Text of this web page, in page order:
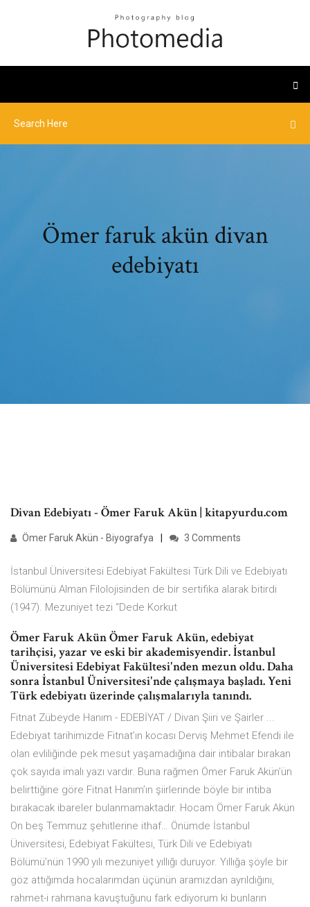
Ömer faruk akün divan
edebiyatı
Divan Edebiyatı - Ömer Faruk Akün | kitapyurdu.com
Ömer Faruk Akün - Biyografya 3 Comments
İstanbul Üniversitesi Edebiyat Fakültesi Türk Dili ve Edebiyatı
Bölümünü Alman Filolojisinden de bir sertifika alarak bitirdi
(1947). Mezuniyet tezi “Dede Korkut
Ömer Faruk Akün Ömer Faruk Akün, edebiyat
tarihçisi, yazar ve eski bir akademisyendir. İstanbul
Üniversitesi Edebiyat Fakültesi'nden mezun oldu. Daha
sonra İstanbul Üniversitesi'nde çalışmaya başladı. Yeni
Türk edebiyatı üzerinde çalışmalarıyla tanındı.
Fitnat Zübeyde Hanım - EDEBİYAT / Divan Şiiri ve Şairler ...
Edebiyat tarihimizde Fitnat’ın kocası Derviş Mehmet Efendi ile
olan evliliğinde pek mesut yaşamadığına dair intibalar bırakan
çok sayıda imalı yazı vardır. Buna rağmen Ömer Faruk Akün’ün
belirttiğine göre Fitnat Hanım’ın şiirlerinde böyle bir intiba
bırakacak ibareler bulanmamaktadır. Hocam Ömer Faruk Akün
On beş Temmuz şehitlerine ithaf… Önümde İstanbul
Üniversitesi, Edebiyat Fakültesi, Türk Dili ve Edebiyatı
Bölümü’nün 1990 yılı mezuniyet yıllığı duruyor. Yıllığa şöyle bir
göz attığımda hocalarımdan üçünün aramızdan ayrıldığını,
rahmet-i rahmana kavuştuğunu fark ediyorum ki bunların